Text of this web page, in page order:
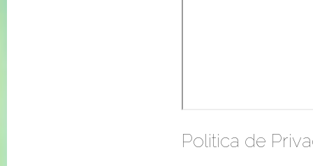
Politica de